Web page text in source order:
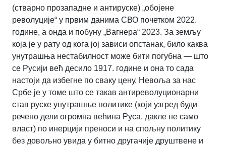
(стварно прозападне и антируске) „обојене
револуције“ у првим данима СВО почетком 2022.
године, а онда и побуну „Вагнера“ 2023. За земљу
која је у рату од кога јој зависи опстанак, било каква
унутрашња нестабилност може бити погубна — што
се Русији већ десило 1917. године и она то сада
настоји да избегне по сваку цену. Невоља за нас
Србе је у томе што се такав антиреволуционарни
став руске унутрашње политике (који узгред буди
речено дели огромна већина Руса, дакле не само
власт) по инерцији преноси и на спољну политику
без довољно увида у битно другачије друштвене и